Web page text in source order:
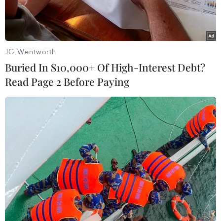
Tổng thống Brazil Jair Bolsonaro. (Ảnh: AFP/TTXVN)
Tổng chưởng lý Augusto Aras ngày 24/4 đã yêu
cầu Tòa án Tối cao Brazil mở cuộc điều tra đối
với Tổng thống Jair Bolsonaro, sau khi ông
Sergio Moro - người vừa từ chức Bộ trưởng Tư
pháp trước đó cùng ngày tố cáo nhà lãnh đạo
JG Wentworth
Buried In $10,000+ Of High-Interest Debt?
Read Page 2 Before Paying